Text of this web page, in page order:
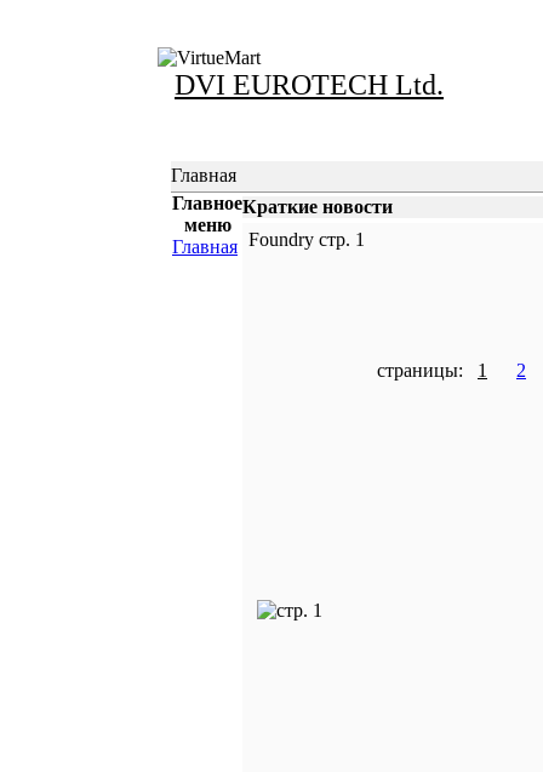
DVI EUROTECH Ltd.
Главная
Главное
меню
Главная
Краткие новости
Foundry стр. 1
страницы: 1 2